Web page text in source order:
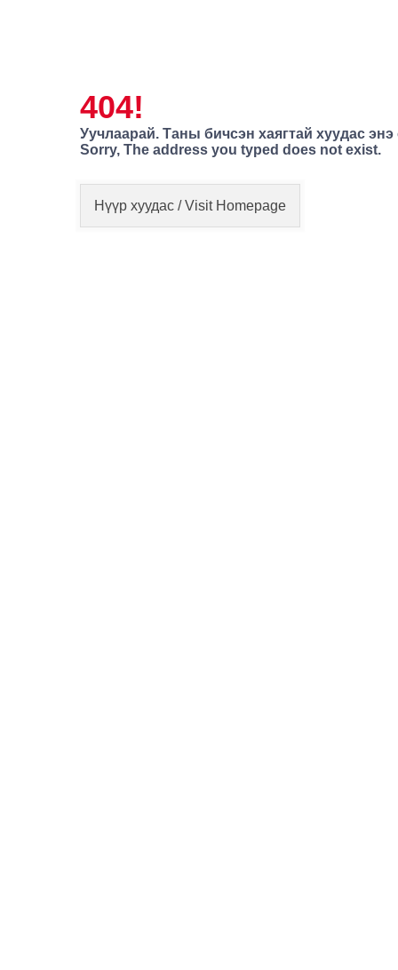
404!
Уучлаарай. Таны бичсэн хаягтай хуудас
Sorry, The address you typed does not exist.
Нүүр хуудас / Visit Homepage